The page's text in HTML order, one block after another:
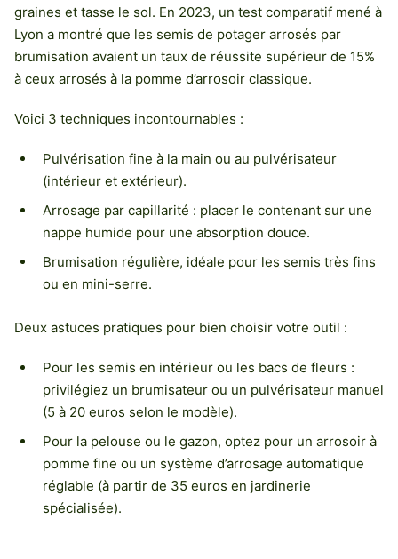
graines et tasse le sol. En 2023, un test comparatif mené à
Lyon a montré que les semis de potager arrosés par
brumisation avaient un taux de réussite supérieur de 15%
à ceux arrosés à la pomme d’arrosoir classique.
Voici 3 techniques incontournables :
Pulvérisation fine à la main ou au pulvérisateur
(intérieur et extérieur).
Arrosage par capillarité : placer le contenant sur une
nappe humide pour une absorption douce.
Brumisation régulière, idéale pour les semis très fins
ou en mini-serre.
Deux astuces pratiques pour bien choisir votre outil :
Pour les semis en intérieur ou les bacs de fleurs :
privilégiez un brumisateur ou un pulvérisateur manuel
(5 à 20 euros selon le modèle).
Pour la pelouse ou le gazon, optez pour un arrosoir à
pomme fine ou un système d’arrosage automatique
réglable (à partir de 35 euros en jardinerie
spécialisée).